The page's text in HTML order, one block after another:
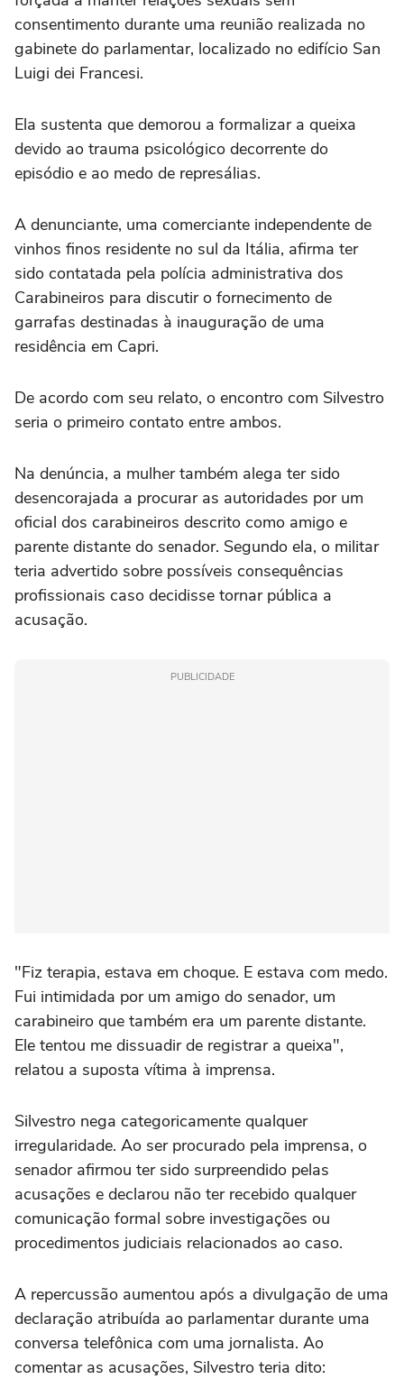
consentimento durante uma reunião realizada no
gabinete do parlamentar, localizado no edifício San
Luigi dei Francesi.
Ela sustenta que demorou a formalizar a queixa
devido ao trauma psicológico decorrente do
episódio e ao medo de represálias.
A denunciante, uma comerciante independente de
vinhos finos residente no sul da Itália, afirma ter
sido contatada pela polícia administrativa dos
Carabineiros para discutir o fornecimento de
garrafas destinadas à inauguração de uma
residência em Capri.
De acordo com seu relato, o encontro com Silvestro
seria o primeiro contato entre ambos.
Na denúncia, a mulher também alega ter sido
desencorajada a procurar as autoridades por um
oficial dos carabineiros descrito como amigo e
parente distante do senador. Segundo ela, o militar
teria advertido sobre possíveis consequências
profissionais caso decidisse tornar pública a
acusação.
PUBLICIDADE
"Fiz terapia, estava em choque. E estava com medo.
Fui intimidada por um amigo do senador, um
carabineiro que também era um parente distante.
Ele tentou me dissuadir de registrar a queixa",
relatou a suposta vítima à imprensa.
Silvestro nega categoricamente qualquer
irregularidade. Ao ser procurado pela imprensa, o
senador afirmou ter sido surpreendido pelas
acusações e declarou não ter recebido qualquer
comunicação formal sobre investigações ou
procedimentos judiciais relacionados ao caso.
A repercussão aumentou após a divulgação de uma
declaração atribuída ao parlamentar durante uma
conversa telefônica com uma jornalista. Ao
comentar as acusações, Silvestro teria dito: